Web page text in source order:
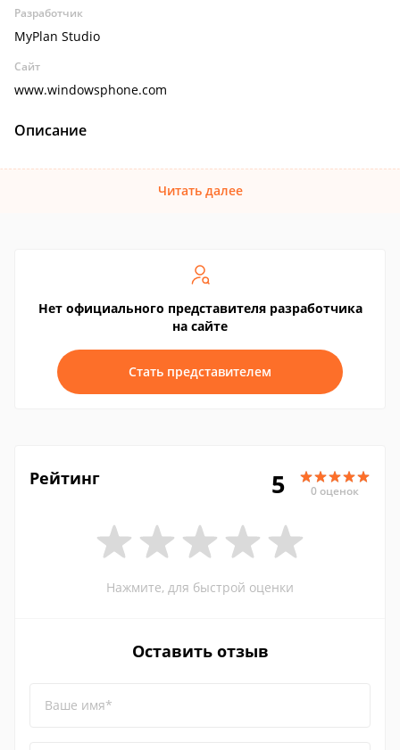
Разработчик
MyPlan Studio
Сайт
www.windowsphone.com
Описание
Читать далее
Нет официального представителя разработчика
на сайте
Стать представителем
Рейтинг 5 0 оценок
Нажмите, для быстрой оценки
Оставить отзыв
Ваше имя*